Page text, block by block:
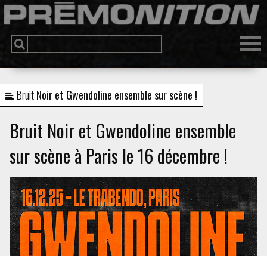
BruitNoir et Gwendoline ensemble sur scène !
Bruit Noir et Gwendoline ensemble
sur scène à Paris le 16 décembre !